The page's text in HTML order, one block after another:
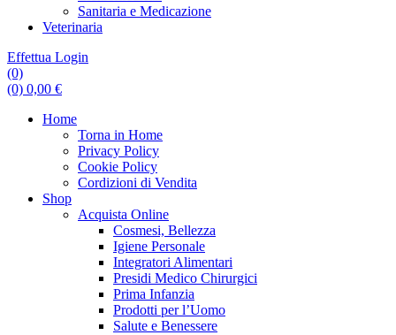
Sanitaria e Medicazione
Veterinaria
Effettua Login
(0)
(0) 0,00 €
Home
Torna in Home
Privacy Policy
Cookie Policy
Cordizioni di Vendita
Shop
Acquista Online
Cosmesi, Bellezza
Igiene Personale
Integratori Alimentari
Presidi Medico Chirurgici
Prima Infanzia
Prodotti per l’Uomo
Salute e Benessere